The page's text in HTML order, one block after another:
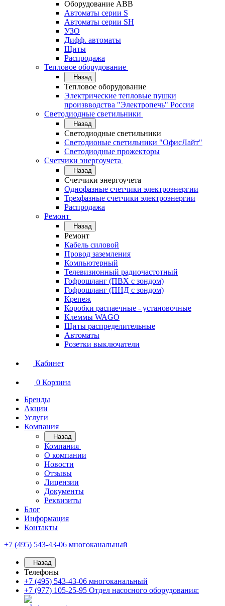
Оборудование АВВ
Автоматы серии S
Автоматы серии SH
УЗО
Дифф. автоматы
Щиты
Распродажа
Тепловое оборудование
Назад
Тепловое оборудование
Электрические тепловые пушки
произвводства "Электропечь" Россия
Светодиодные светильники
Назад
Светодиодные светильники
Светодионые светильники "ОфисЛайт"
Светодиодные прожекторы
Счетчики энергоучета
Назад
Счетчики энергоучета
Однофазные счетчики электроэнергии
Трехфазные счетчики электроэнергии
Распродажа
Ремонт
Назад
Ремонт
Кабель силовой
Провод заземления
Компьютерный
Телевизионный радиочастотный
Гофрошланг (ПВХ с зондом)
Гофрошланг (ПНД с зондом)
Крепеж
Коробки распаечные - установочные
Клеммы WAGO
Щиты распределительные
Автоматы
Розетки выключатели
Кабинет
0 Корзина
Бренды
Акции
Услуги
Компания
Назад
Компания
О компании
Новости
Отзывы
Лицензии
Документы
Реквизиты
Блог
Информация
Контакты
+7 (495) 543-43-06 многоканальный
Назад
Телефоны
+7 (495) 543-43-06 многоканальный
+7 (977) 105-25-95 Отдел насосного оборудования: